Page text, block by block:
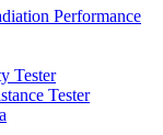
Performance
Tester
Tester